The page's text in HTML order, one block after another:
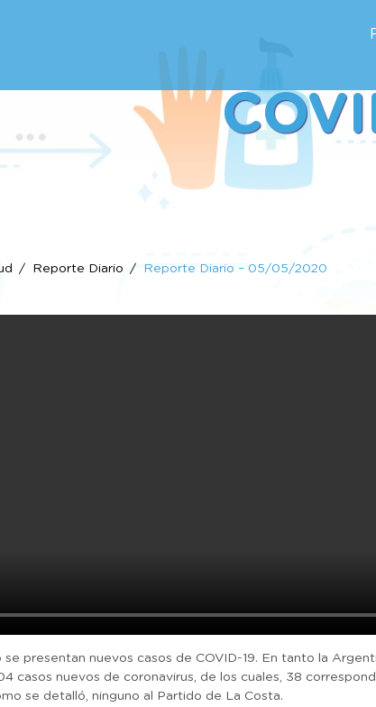
Reporte Diario Reporte Diario – 05/05/2020
presentan nuevos casos de COVID-19. En tanto la
casos nuevos de coronavirus, de los cuales, 38
se detalló, ninguno al Partido de La Costa.